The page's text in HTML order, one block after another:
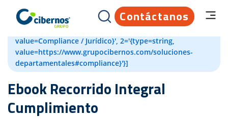
Contáctanos
[{id=82204594695, createdAt=1660729848203,
updatedAt=1660729871552, 1='{type=string,
value=Compliance / Jurídico}', 2='{type=string,
value=https://www.grupocibernos.com/soluciones-
departamentales#compliance}'}]
Ebook Recorrido Integral
Cumplimiento